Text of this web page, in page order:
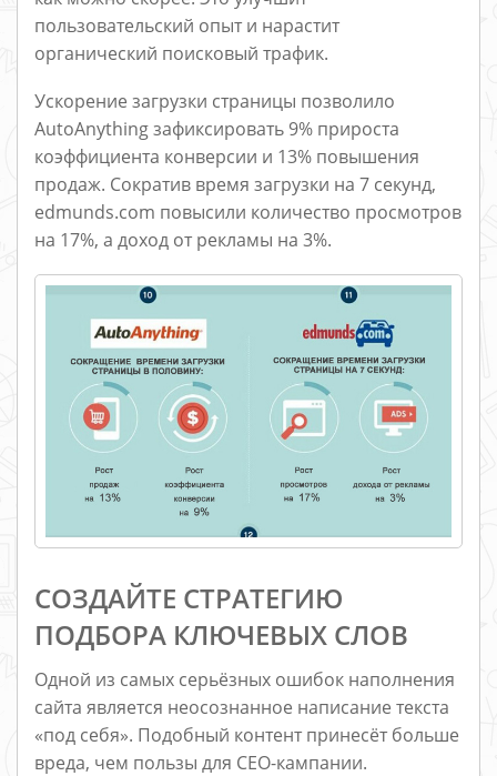
пользовательский опыт и нарастит
органический поисковый трафик.
Ускорение загрузки страницы позволило
AutoAnything зафиксировать 9% прироста
коэффициента конверсии и 13% повышения
продаж. Сократив время загрузки на 7 секунд,
edmunds.com повысили количество просмотров
на 17%, а доход от рекламы на 3%.
СОЗДАЙТЕ СТРАТЕГИЮ
ПОДБОРА КЛЮЧЕВЫХ СЛОВ
Одной из самых серьёзных ошибок наполнения
сайта является неосознанное написание текста
«под себя». Подобный контент принесёт больше
вреда, чем пользы для СЕО-кампании.